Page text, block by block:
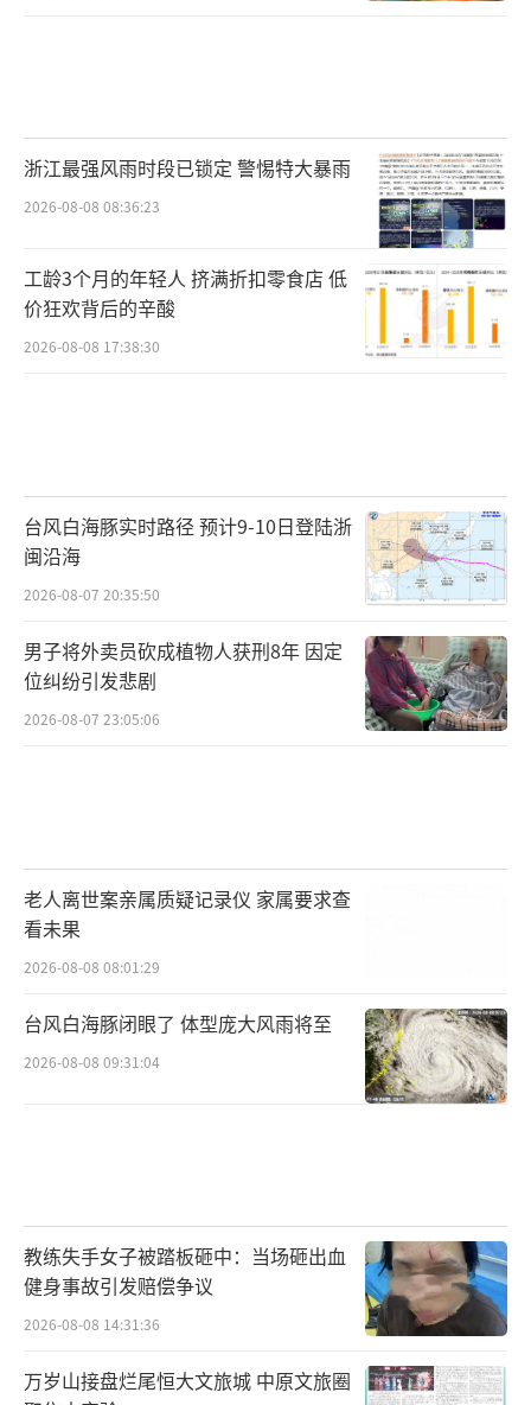
浙江最强风雨时段已锁定 警惕特大暴雨
2026-08-08 08:36:23
工龄3个月的年轻人 挤满折扣零食店 低
价狂欢背后的辛酸
2026-08-08 17:38:30
台风白海豚实时路径 预计9-10日登陆浙
闽沿海
2026-08-07 20:35:50
男子将外卖员砍成植物人获刑8年 因定
位纠纷引发悲剧
2026-08-07 23:05:06
老人离世案亲属质疑记录仪 家属要求查
看未果
2026-08-08 08:01:29
台风白海豚闭眼了 体型庞大风雨将至
2026-08-08 09:31:04
教练失手女子被踏板砸中：当场砸出血
健身事故引发赔偿争议
2026-08-08 14:31:36
万岁山接盘烂尾恒大文旅城 中原文旅圈